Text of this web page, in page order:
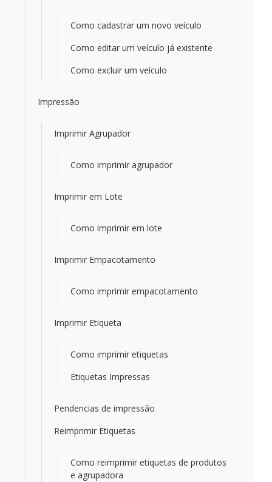
Como cadastrar um novo veículo
Como editar um veículo já existente
Como excluir um veículo
Impressão
Imprimir Agrupador
Como imprimir agrupador
Imprimir em Lote
Como imprimir em lote
Imprimir Empacotamento
Como imprimir empacotamento
Imprimir Etiqueta
Como imprimir etiquetas
Etiquetas Impressas
Pendencias de impressão
Reimprimir Etiquetas
Como reimprimir etiquetas de produtos
e agrupadora